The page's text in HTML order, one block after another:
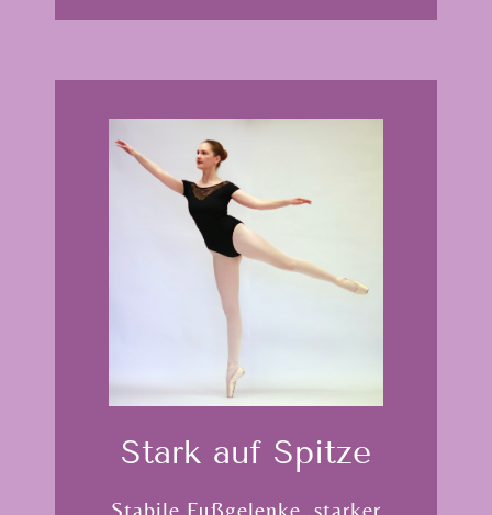
Stark auf Spitze
Stabile Fußgelenke, starker